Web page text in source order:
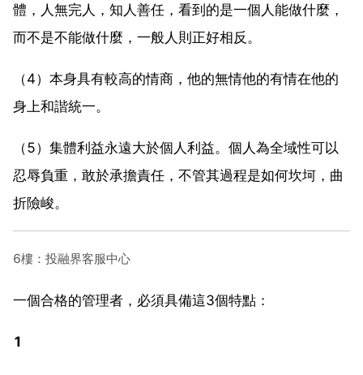
體，人無完人，知人善任，看到的是一個人能做什麼，
而不是不能做什麼，一般人則正好相反。
（4）本身具有較高的情商，他的無情他的有情在他的
身上和諧統一。
（5）集體利益永遠大於個人利益。個人為全域性可以
忍辱負重，敢於承擔責任，不管其過程是如何坎坷，曲
折險峻。
6樓：投融界客服中心
一個合格的管理者，必須具備這3個特點：
1